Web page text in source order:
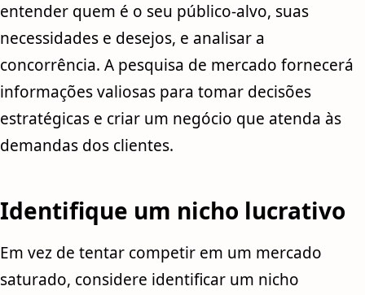
entender quem é o seu público-alvo, suas
necessidades e desejos, e analisar a
concorrência. A pesquisa de mercado fornecerá
informações valiosas para tomar decisões
estratégicas e criar um negócio que atenda às
demandas dos clientes.
Identifique um nicho lucrativo
Em vez de tentar competir em um mercado
saturado, considere identificar um nicho